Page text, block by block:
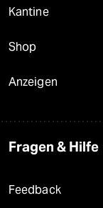
Kantine
Shop
Anzeigen
Fragen & Hilfe
Feedback